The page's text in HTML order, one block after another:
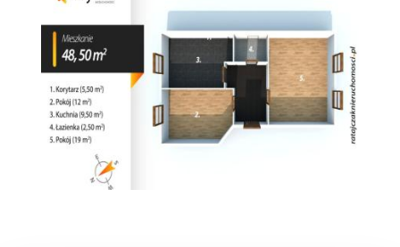
klimatycznym sercu dawnego Gdańska,
oferująca nowemu właścicielowi dwie drogi:
bezpieczną i wysoce dochodową inwestycję
lub wyjątkowe miejsce do życia w otoczeniu
zabytkowej architektury.
Inwestycja, która zarabia od pierwszego